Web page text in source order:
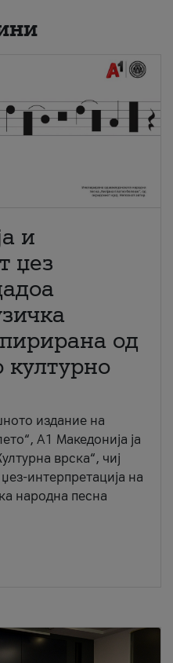
и
џез
од
културно
издание на
А1 Македонија ја
врска“, чиј
интерпретација на
народна песна